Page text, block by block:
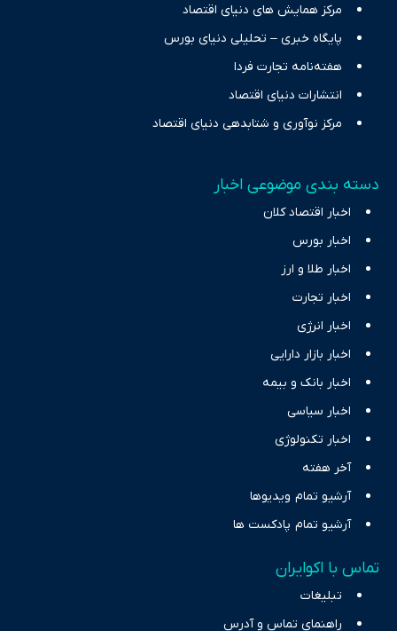
مرکز همایش های دنیای اقتصاد
پایگاه خبری – تحلیلی دنیای بورس
هفته‌نامه تجارت فردا
انتشارات دنیای اقتصاد
مرکز نوآوری و شتابدهی دنیای اقتصاد
دسته بندی موضوعی اخبار
اخبار اقتصاد کلان
اخبار بورس
اخبار طلا و ارز
اخبار تجارت
اخبار انرژی
اخبار بازار دارایی
اخبار بانک و بیمه
اخبار سیاسی
اخبار تکنولوژی
آخر هفته
آرشیو تمام ویدیوها
آرشیو تمام پادکست ها
تماس با اکوایران
تبلیغات
راهنمای تماس و آدرس